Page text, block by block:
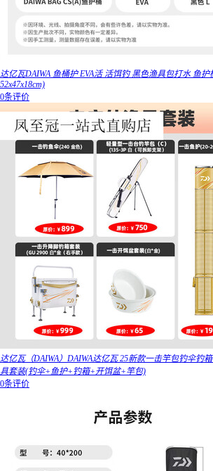
达亿瓦DAIWA 鱼桶护 EVA活 活饵钓 黑色渔具包打水 鱼
52x47x18cm)
0条评价
达亿瓦（DAIWA）DAIWA达亿瓦 25新款一击竿包钓伞钓
具套装(钓伞+鱼护+钓箱+开饵盆+竿包)
0条评价